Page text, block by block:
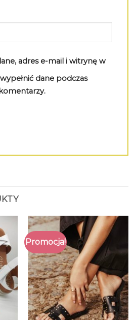
adres e-mail i witrynę w
dane podczas
Promocja!